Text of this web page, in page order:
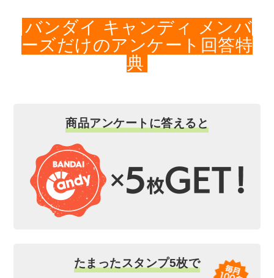
バンダイ キャンディ メンバ
ーズだけのアンケート回答特
典
商品アンケートに答えると
たまったスタンプ5枚で